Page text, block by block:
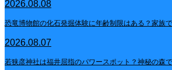
2026.08.08
恐竜博物館の化石発掘体験に年齢制限はある？家族
2026.08.07
若狭彦神社は福井屈指のパワースポット？神秘の森